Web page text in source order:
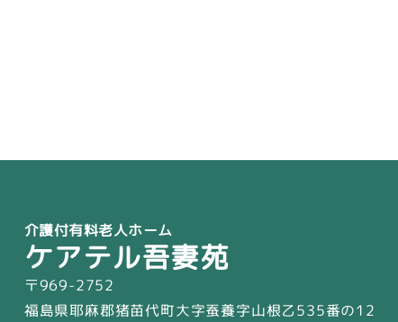
介護付有料老人ホーム
ケアテル吾妻苑
〒969-2752
福島県耶麻郡猪苗代町大字蚕養字山根乙535番の12